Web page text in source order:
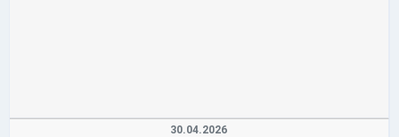
30.04.2026